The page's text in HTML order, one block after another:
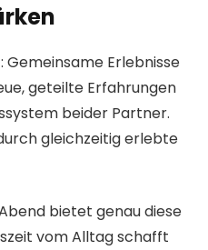
Erlebnisse
geteilte Erfahrungen
beider Partner.
gleichzeitig erlebte
bietet genau diese
vom Alltag schafft